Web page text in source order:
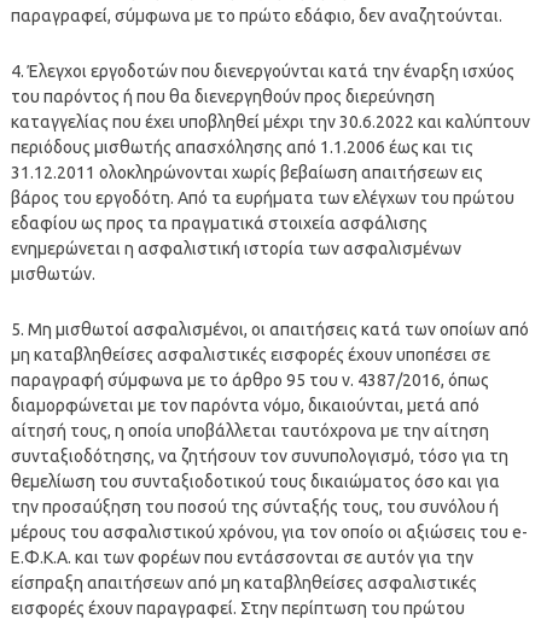
παραγραφεί, σύμφωνα με το πρώτο εδάφιο, δεν αναζητούνται.
4. Έλεγχοι εργοδοτών που διενεργούνται κατά την έναρξη ισχύος
του παρόντος ή που θα διενεργηθούν προς διερεύνηση
καταγγελίας που έχει υποβληθεί μέχρι την 30.6.2022 και καλύπτουν
περιόδους μισθωτής απασχόλησης από 1.1.2006 έως και τις
31.12.2011 ολοκληρώνονται χωρίς βεβαίωση απαιτήσεων εις
βάρος του εργοδότη. Από τα ευρήματα των ελέγχων του πρώτου
εδαφίου ως προς τα πραγματικά στοιχεία ασφάλισης
ενημερώνεται η ασφαλιστική ιστορία των ασφαλισμένων
μισθωτών.
5. Μη μισθωτοί ασφαλισμένοι, οι απαιτήσεις κατά των οποίων από
μη καταβληθείσες ασφαλιστικές εισφορές έχουν υποπέσει σε
παραγραφή σύμφωνα με το άρθρο 95 του ν. 4387/2016, όπως
διαμορφώνεται με τον παρόντα νόμο, δικαιούνται, μετά από
αίτησή τους, η οποία υποβάλλεται ταυτόχρονα με την αίτηση
συνταξιοδότησης, να ζητήσουν τον συνυπολογισμό, τόσο για τη
θεμελίωση του συνταξιοδοτικού τους δικαιώματος όσο και για
την προσαύξηση του ποσού της σύνταξής τους, του συνόλου ή
μέρους του ασφαλιστικού χρόνου, για τον οποίο οι αξιώσεις του e-
Ε.Φ.Κ.Α. και των φορέων που εντάσσονται σε αυτόν για την
είσπραξη απαιτήσεων από μη καταβληθείσες ασφαλιστικές
εισφορές έχουν παραγραφεί. Στην περίπτωση του πρώτου